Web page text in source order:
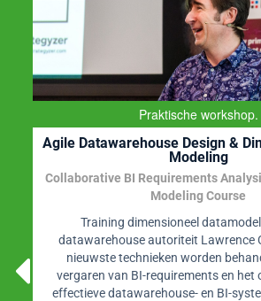
Praktische workshop.
Agile Datawarehouse Design &
Modeling
Collaborative BI Requirements
Modeling Course
Training dimensioneel
datawarehouse autoriteit Lawrence
nieuwste technieken worden
vergaren van BI-requirements en het
effectieve datawarehouse- en BI-